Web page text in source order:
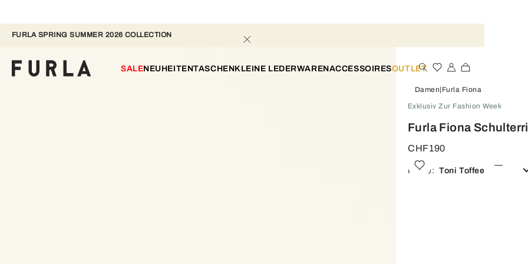
FURLA SPRING SUMMER 2026 COLLECTION
SALENEUHEITENTASCHENKLEINE LEDERWARENACCESSOIRESOUTLET
Damen Furla Fiona
Exklusiv Zur Fashion Week
Furla Fiona
CHF190
Farbe: Toni Toffee